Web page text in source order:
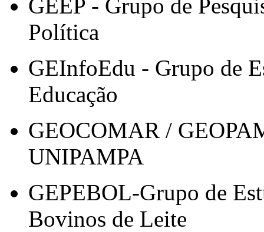
GEEP - Grupo de
Política
GEInfoEdu - Grupo de
Educação
GEOCOMAR /
UNIPAMPA
GEPEBOL-Grupo de
Bovinos de Leite